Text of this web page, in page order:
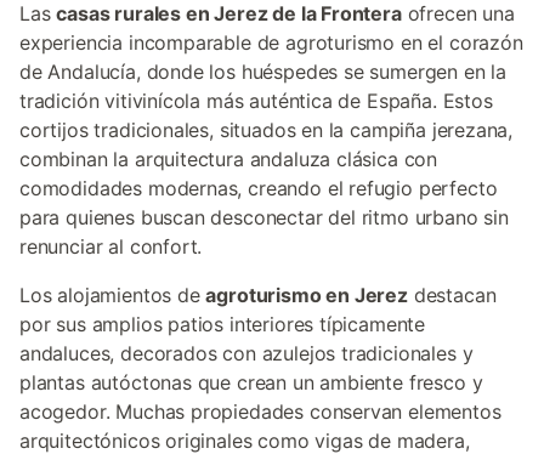
Lascasas rurales en Jerez de la Fronteraofrecen una
experiencia incomparable de agroturismo en el corazón
de Andalucía, donde los huéspedes se sumergen en la
tradición vitivinícola más auténtica de España. Estos
cortijos tradicionales, situados en la campiña jerezana,
combinan la arquitectura andaluza clásica con
comodidades modernas, creando el refugio perfecto
para quienes buscan desconectar del ritmo urbano sin
renunciar al confort.
Los alojamientos deagroturismo en Jerezdestacan
por sus amplios patios interiores típicamente
andaluces, decorados con azulejos tradicionales y
plantas autóctonas que crean un ambiente fresco y
acogedor. Muchas propiedades conservan elementos
arquitectónicos originales como vigas de madera,